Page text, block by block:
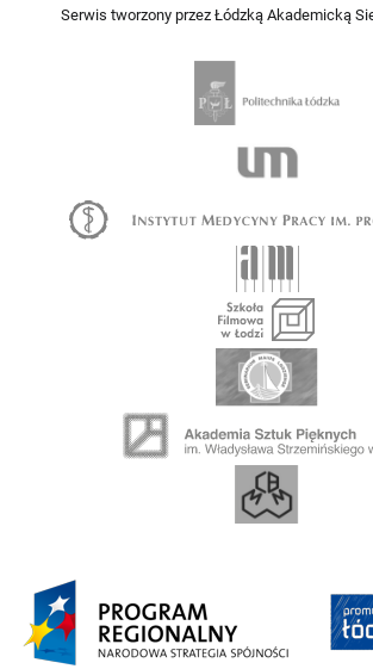
Serwis tworzony przez Łódzką Akademicką